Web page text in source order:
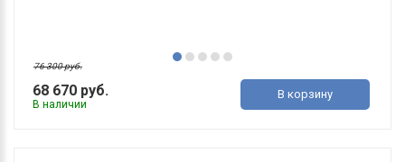
68 670 руб.
76 300 руб.
В наличии
В корзину